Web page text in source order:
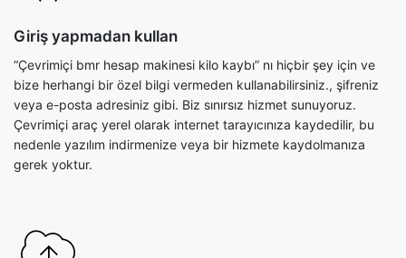
Giriş yapmadan kullan
“Çevrimiçi bmr hesap makinesi kilo kaybı” nı hiçbir şey için ve
bize herhangi bir özel bilgi vermeden kullanabilirsiniz., şifreniz
veya e-posta adresiniz gibi. Biz sınırsız hizmet sunuyoruz.
Çevrimiçi araç yerel olarak internet tarayıcınıza kaydedilir, bu
nedenle yazılım indirmenize veya bir hizmete kaydolmanıza
gerek yoktur.